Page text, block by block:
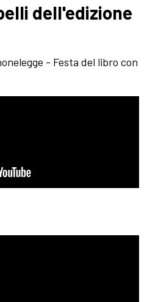
dell'edizione
- Festa del libro con